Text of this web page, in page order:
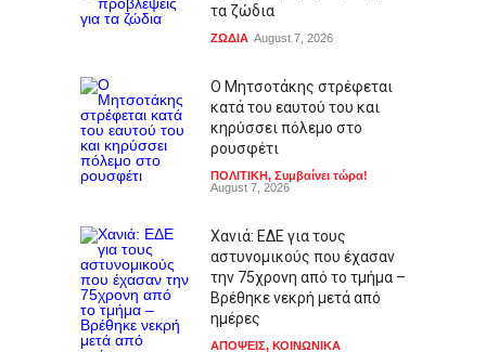
τα ζώδια
ΖΩΔΙΑ August 7, 2026
Ο Μητσοτάκης στρέφεται
κατά του εαυτού του και
κηρύσσει πόλεμο στο
ρουσφέτι
ΠΟΛΙΤΙΚΗ, Συμβαίνει τώρα!
August 7, 2026
Χανιά: ΕΔΕ για τους
αστυνομικούς που έχασαν
την 75χρονη από το τμήμα –
Βρέθηκε νεκρή μετά από
ημέρες
ΑΠΟΨΕΙΣ, ΚΟΙΝΩΝΙΚΑ